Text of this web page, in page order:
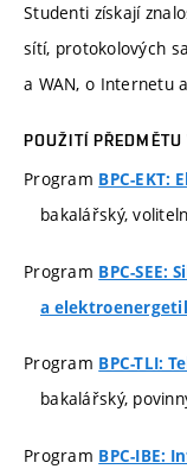
Studenti získají
sítí, protokolových
a WAN, o Internetu
POUŽITÍ
Program BPC-
bakalářský,
Program BPC-
a
Program BPC-TLI:
bakalářský,
Program BPC-IBE: